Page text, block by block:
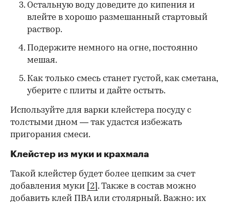
Остальную воду доведите до кипения и
влейте в хорошо размешанный стартовый
раствор.
Подержите немного на огне, постоянно
мешая.
Как только смесь станет густой, как сметана,
уберите с плиты и дайте остыть.
Используйте для варки клейстера посуду с
толстыми дном — так удастся избежать
пригорания смеси.
Клейстер из муки и крахмала
Такой клейстер будет более цепким за счет
добавления муки [2] . Также в состав можно
добавить клей ПВА или столярный. Важно: их